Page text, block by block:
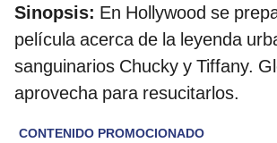
Sinopsis: En Hollywood se
película acerca de la leyenda
sanguinarios Chucky y Tiffany.
aprovecha para resucitarlos.